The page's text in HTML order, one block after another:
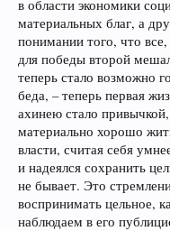
в области экономики
материальных благ, а
понимании того, что
для победы второй
теперь стало возможно
беда, – теперь первая
ахинею стало
материально хорошо
власти, считая себя
и надеялся сохранить
не бывает. Это
воспринимать цельное,
наблюдаем в его